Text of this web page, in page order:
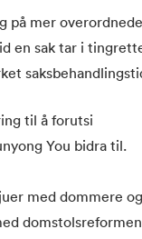
på mer
en sak tar i
til å forutsi
You bidra til.
med dommere